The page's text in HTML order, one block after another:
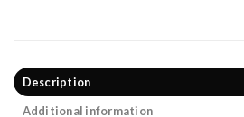
Description
Additional information